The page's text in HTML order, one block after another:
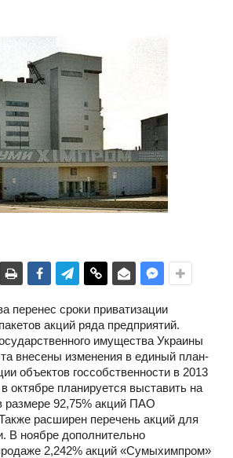
перенес сроки приватизации
акций ряда предприятий.
имущества Украины
внесены изменения в единый план-
объектов госсобственности в 2013
октябре планируется выставить на
размере 92,75% акций ПАО
расширен перечень акций для
В ноябре дополнительно
2,242% акций «Сумыхимпром»